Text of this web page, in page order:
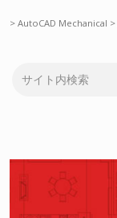
> AutoCAD Mechanical >